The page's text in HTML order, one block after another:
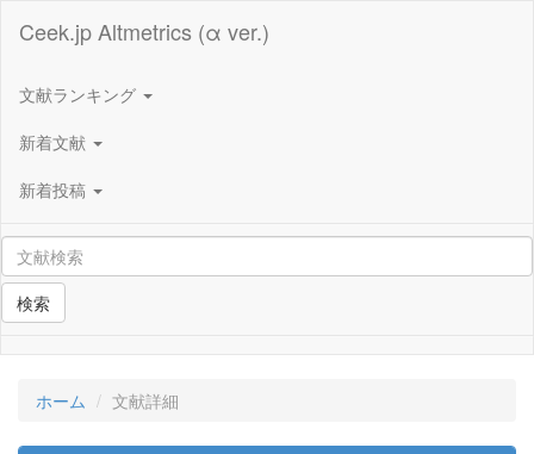
Ceek.jp Altmetrics (α ver.)
文献ランキング
新着文献
新着投稿
検索
ホーム 文献詳細